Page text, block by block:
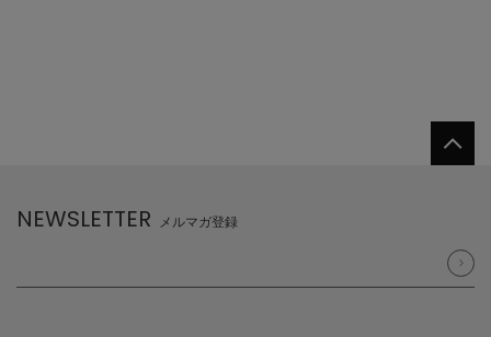
NEWSLETTER メルマガ登録